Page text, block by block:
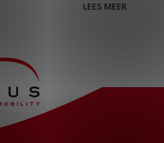
LEES MEER